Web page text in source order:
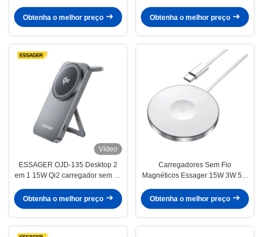
Obtenha o melhor preço
Smart Watch Earphone
Obtenha o melhor preço
Vídeo
ESSAGER OJD-135 Desktop 2
em 1 15W Qi2 carregador sem fio
telefone
Obtenha o melhor preço
Carregadores Sem Fio
Magnéticos Essager 15W 3W 5W
Relógio
Obtenha o melhor preço